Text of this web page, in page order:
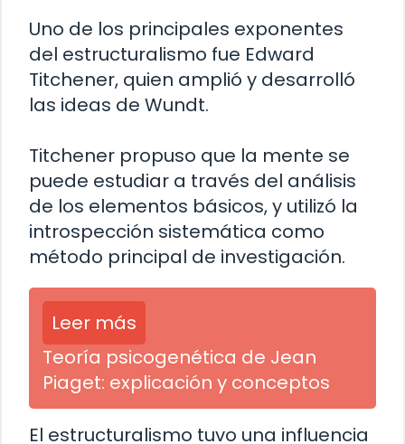
Uno de los principales exponentes
del estructuralismo fue Edward
Titchener, quien amplió y desarrolló
las ideas de Wundt.
Titchener propuso que la mente se
puede estudiar a través del análisis
de los elementos básicos, y utilizó la
introspección sistemática como
método principal de investigación.
Leer más
Teoría psicogenética de Jean
Piaget: explicación y conceptos
El estructuralismo tuvo una influencia